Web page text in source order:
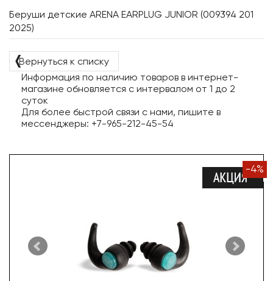
Беруши детские ARENA EARPLUG JUNIOR (009394 201
2025)
❬Вернуться к списку
Информация по наличию товаров в интернет-
магазине обновляется с интервалом от 1 до 2
суток
Для более быстрой связи с нами, пишите в
мессенджеры: +7-965-212-45-54
-4%